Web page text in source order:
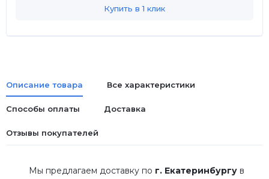
Купить в 1 клик
Описание товара Все характеристики
Способы оплаты Доставка
Отзывы покупателей
Мы предлагаем доставку по г. Екатеринбургу в